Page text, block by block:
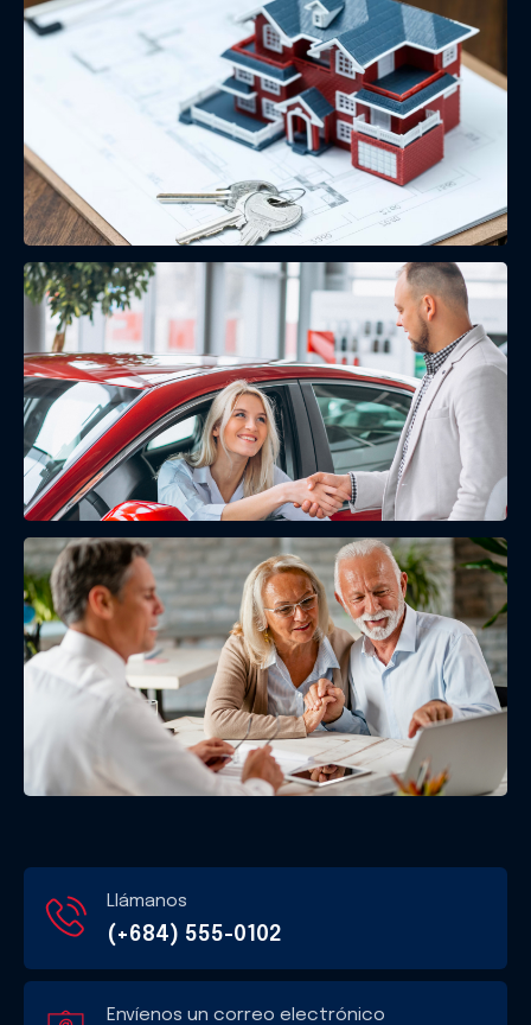
Llámanos
(+684) 555-0102
Envíenos un correo electrónico